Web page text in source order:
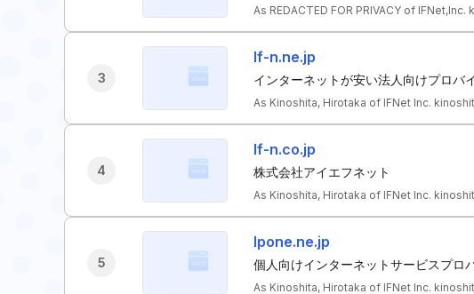
As REDACTED FOR PRIVACY of
3
If-n.ne.jp
インターネットが安い法人向けプロバ
As Kinoshita, Hirotaka of IFNet Inc.
4
If-n.co.jp
株式会社アイエフネット
As Kinoshita, Hirotaka of IFNet Inc.
5
Ipone.ne.jp
個人向けインターネットサービスプロ
As Kinoshita, Hirotaka of IFNet Inc.